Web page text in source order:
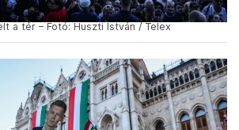
a tér – Fotó: Huszti István / Telex